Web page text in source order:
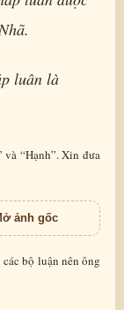
luân là
và “Hạnh”. Xin đưa
ảnh gốc
bộ luận nên ông